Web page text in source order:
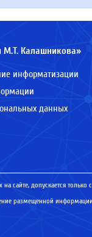
Калашникова»
информатизации
данных
сайте, допускается
размещенной